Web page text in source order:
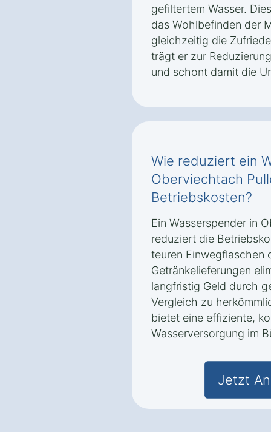
gefiltertem Wasser.
das Wohlbefinden der
gleichzeitig die
trägt er zur
und schont damit die
Wie reduziert ein
Oberviechtach
Betriebskosten?
Ein Wasserspender in
reduziert die
teuren Einwegflaschen
Getränkelieferungen
langfristig Geld durch
Vergleich zu
bietet eine effiziente,
Wasserversorgung im
Jetzt